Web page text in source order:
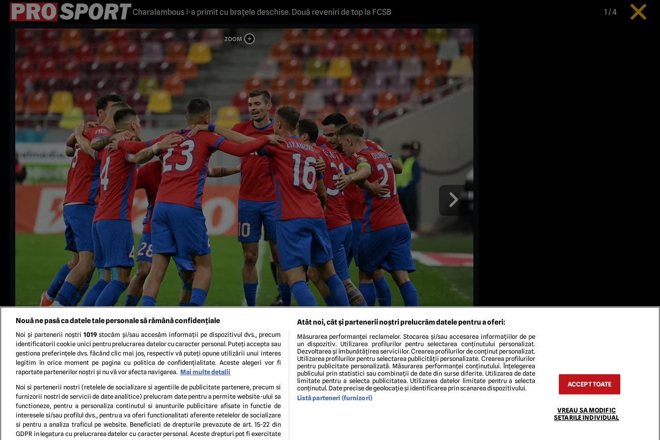
Charalambous i-a primit cu brațele deschise. Două reveniri de top la FCSB 1 /4
TERMENI ȘI CONDIȚIIPOLITICA DE CONFIDENTIALITATE
Nouă ne pasă ca datele tale personale să rămână confidențiale
Noi și partenerii noștri 1019stocăm și/sau accesăm informații pe dispozitivul dvs., precum
identificatorii cookie unici pentru prelucrarea datelor cu caracter personal. Puteți accepta sau
gestiona preferințele dvs. făcând clic mai jos, respectiv vă puteți opune utilizării unui interes
legitim în orice moment pe pagina cu politica de confidențialitate. Aceste alegeri vor fi
raportate partenerilor noștri și nu vă vor afecta navigarea. Mai multe detalii
Noi si partenerii nostri (retelele de socializare si agentiile de publicitate partenere, precum si
furnizorii nostri de servicii de date analitice) prelucram date pentru a permite website-ului sa
functioneze, pentru a personaliza continutul si anunturile publicitare afisate in functie de
interesele si/sau profilul dvs., pentru a va oferi functionalitati aferente retelelor de socializare
si pentru a analiza traficul pe website. Beneficiati de drepturile prevazute de art. 15-22 din
GDPR in legatura cu prelucrarea datelor cu caracter personal. Aceste drepturi pot fi exercitate
Atât noi, cât și partenerii noștri prelucrăm datele pentru a oferi:
Măsurarea performanței reclamelor. Stocarea și/sau accesarea informațiilor de pe
un dispozitiv. Utilizarea profilurilor pentru selectarea conținutului personalizat.
Dezvoltarea și îmbunătățirea serviciilor. Crearea profilurilor de conținut personalizat.
Utilizarea profilurilor pentru selectarea publicității personalizate. Crearea profilurilor
pentru publicitate personalizată. Măsurarea performanței conținutului. Înțelegerea
publicului prin statistici sau combinații de date din surse diferite. Utilizarea de date
limitate pentru a selecta publicitatea. Utilizarea datelor limitate pentru a selecta
conținutul. Date precise de geolocație și identificarea prin scanarea dispozitivului.
Listă parteneri (furnizori)
ACCEPT TOATE
VREAU SA MODIFIC
SETARILE INDIVIDUAL